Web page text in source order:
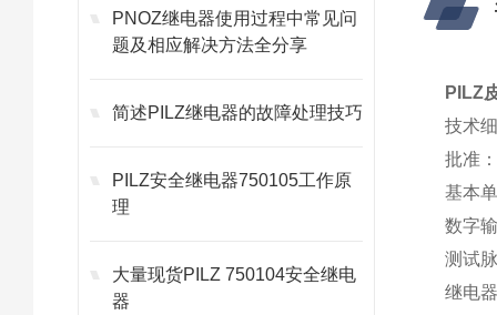
PNOZ继电器使用过程中常见问
题及相应解决方法全分享
简述PILZ继电器的故障处理技巧
PILZ安全继电器750105工作原
理
大量现货PILZ 750104安全继电
器
PILZ
技术
批准
基本
数字
测试
继电